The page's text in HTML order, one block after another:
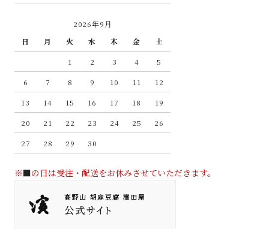
2026年9月
日
月 火 水 木 金
土
1
2 3 4
5
6
7 8 9 10 11
12
13
14 15 16 17 18
19
20
21 22 23 24 25
26
27
28 29 30
※■の日は受注・配送をお休みさせていただきます。